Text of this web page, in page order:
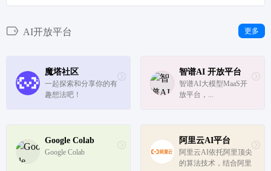
AI开放平台 更多
魔塔社区
一起探索和分享你的有
趣想法吧！
智谱AI 开放平台
智谱AI大模型MaaS开
放平台，...
Google Colab
Google Colab
阿里云AI平台
阿里云AI依托阿里顶尖
的算法技术，结合阿里